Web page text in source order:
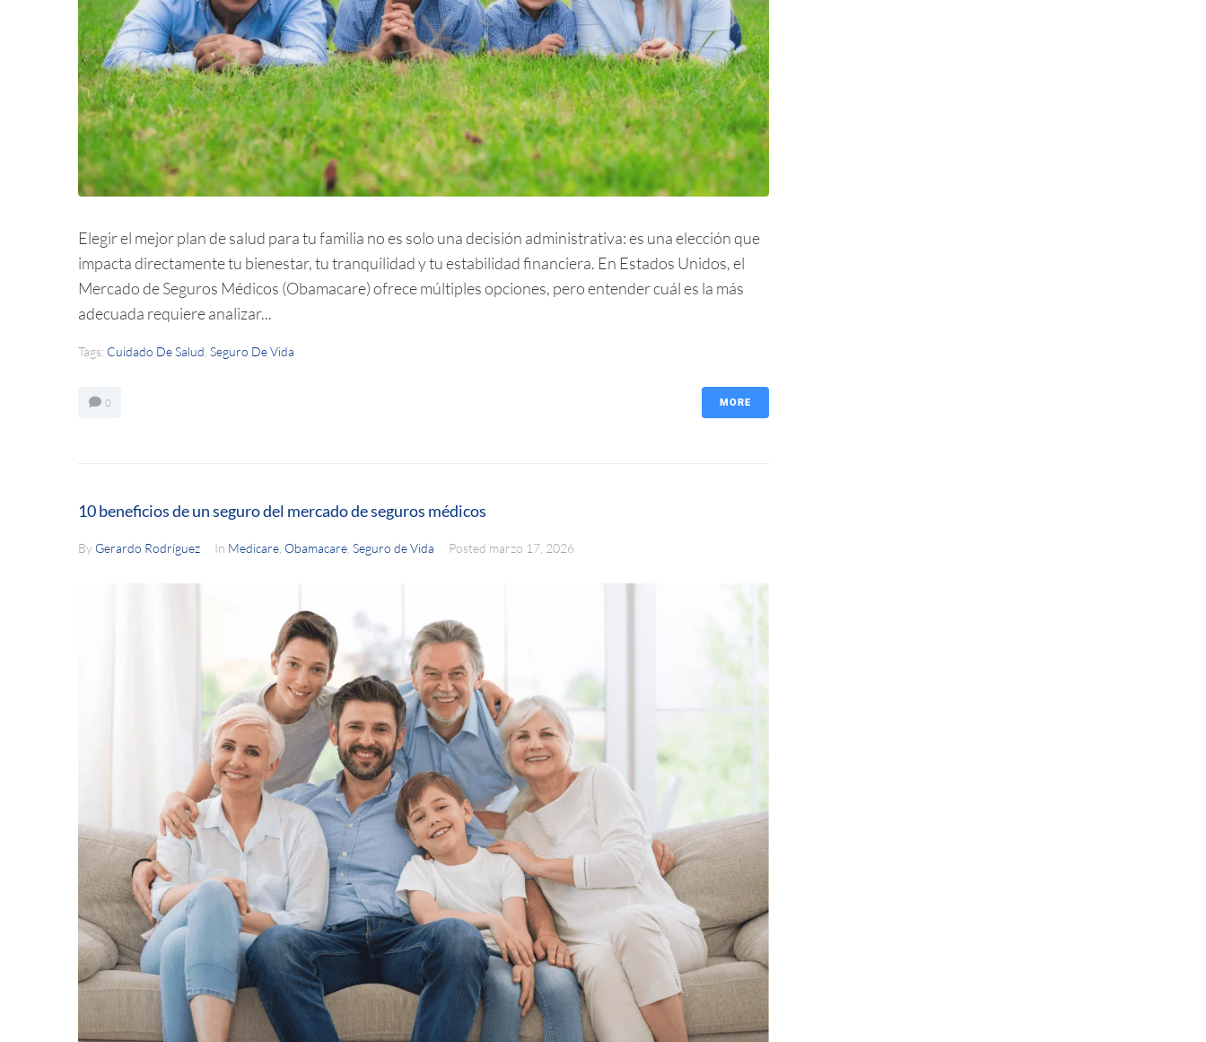
Elegir el mejor plan de salud para tu familia no es solo una decisión administrativa: es una elección que
impacta directamente tu bienestar, tu tranquilidad y tu estabilidad financiera. En Estados Unidos, el
Mercado de Seguros Médicos (Obamacare) ofrece múltiples opciones, pero entender cuál es la más
adecuada requiere analizar...
Tags: Cuidado De Salud Seguro De Vida
0 MORE
10 beneficios de un seguro del mercado de seguros médicos
By Gerardo Rodríguez In Medicare Obamacare Seguro de Vida Posted marzo 17, 2026